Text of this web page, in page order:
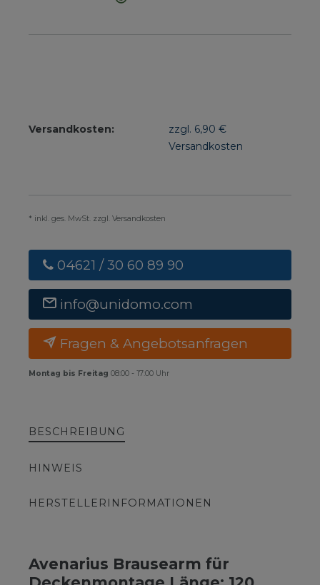
Versandkosten:
zzgl. 6,90 €
Versandkosten
* inkl. ges. MwSt. zzgl. Versandkosten
04621 / 30 60 89 90
info@unidomo.com
Fragen & Angebotsanfragen
Montag bis Freitag 08:00 - 17:00 Uhr
BESCHREIBUNG
HINWEIS
HERSTELLERINFORMATIONEN
Avenarius Brausearm für